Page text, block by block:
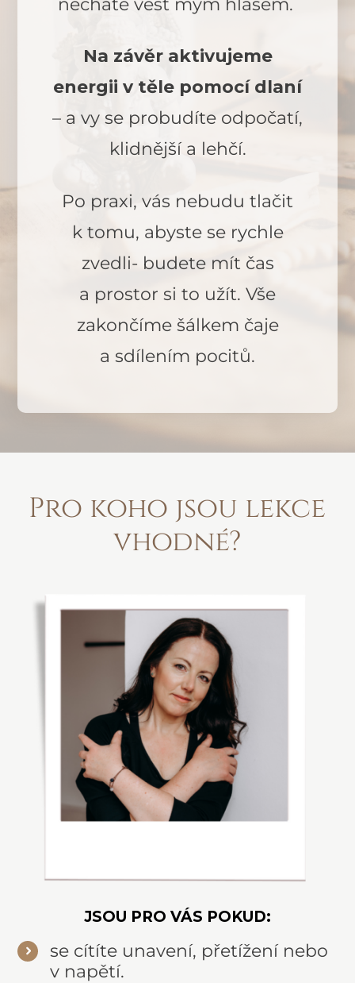
Na závěr aktivujeme
energii v těle pomocí dlaní
– a vy se probudíte odpočatí,
klidnější a lehčí.
Po praxi, vás nebudu tlačit
k tomu, abyste se rychle
zvedli- budete mít čas
a prostor si to užít. Vše
zakončíme šálkem čaje
a sdílením pocitů.
Pro koho jsou lekce
vhodné?
JSOU PRO VÁS POKUD:
se cítíte unavení, přetížení nebo
v napětí.